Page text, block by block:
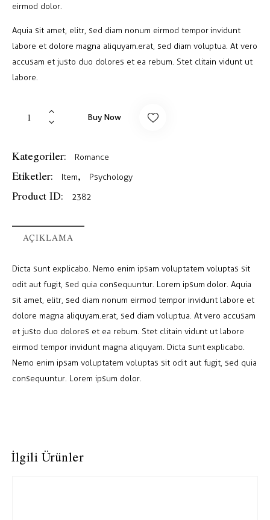
eirmod dolor.
Aquia sit amet, elitr, sed diam nonum eirmod tempor invidunt
labore et dolore magna aliquyam.erat, sed diam voluptua. At vero
accusam et justo duo dolores et ea rebum. Stet clitain vidunt ut
labore.
Buy Now
Kategoriler: Romance
Etiketler: Item, Psychology
Product ID: 2382
AÇIKLAMA
Dicta sunt explicabo. Nemo enim ipsam voluptatem voluptas sit
odit aut fugit, sed quia consequuntur. Lorem ipsum dolor. Aquia
sit amet, elitr, sed diam nonum eirmod tempor invidunt labore et
dolore magna aliquyam.erat, sed diam voluptua. At vero accusam
et justo duo dolores et ea rebum. Stet clitain vidunt ut labore
eirmod tempor invidunt magna aliquyam. Dicta sunt explicabo.
Nemo enim ipsam voluptatem voluptas sit odit aut fugit, sed quia
consequuntur. Lorem ipsum dolor.
İlgili Ürünler